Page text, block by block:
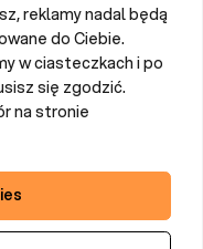
reklamy nadal będą
do Ciebie.
w ciasteczkach i po
się zgodzić.
na stronie